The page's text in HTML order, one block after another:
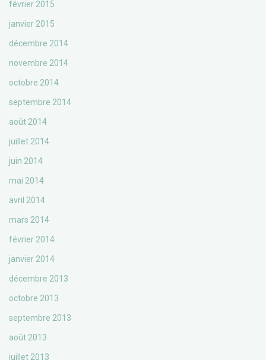
février 2015
janvier 2015
décembre 2014
novembre 2014
octobre 2014
septembre 2014
août 2014
juillet 2014
juin 2014
mai 2014
avril 2014
mars 2014
février 2014
janvier 2014
décembre 2013
octobre 2013
septembre 2013
août 2013
juillet 2013